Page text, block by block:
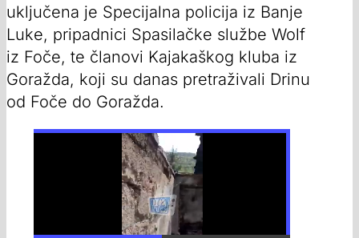
uključena je Specijalna policija iz Banje
Luke, pripadnici Spasilačke službe Wolf
iz Foče, te članovi Kajakaškog kluba iz
Goražda, koji su danas pretraživali Drinu
od Foče do Goražda.